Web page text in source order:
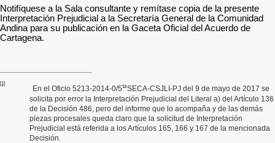
Notifíquese a la Sala consultante y remítase copia de la presente
Interpretación Prejudicial a la Secretaría General de la Comunidad
Andina para su publicación en la Gaceta Oficial del Acuerdo de
Cartagena.
[1]
En el Oficio 5213-2014-0/5taSECA-CSJLI-PJ del 9 de mayo de 2017 se
solicita por error la Interpretación Prejudicial del Literal a) del Artículo 136
de la Decisión 486, pero del informe que lo acompaña y de las demás
piezas procesales queda claro que la solicitud de Interpretación
Prejudicial está referida a los Artículos 165, 166 y 167 de la mencionada
Decisión.